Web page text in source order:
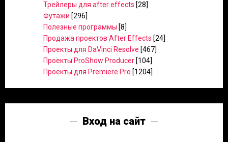
Трейлеры для after effects [28]
Футажи [296]
Полезные программы [8]
Продажа проектов After Effects [24]
Проекты для DaVinci Resolve [467]
Проекты ProShow Producer [104]
Проекты для Premiere Pro [1204]
Вход на сайт